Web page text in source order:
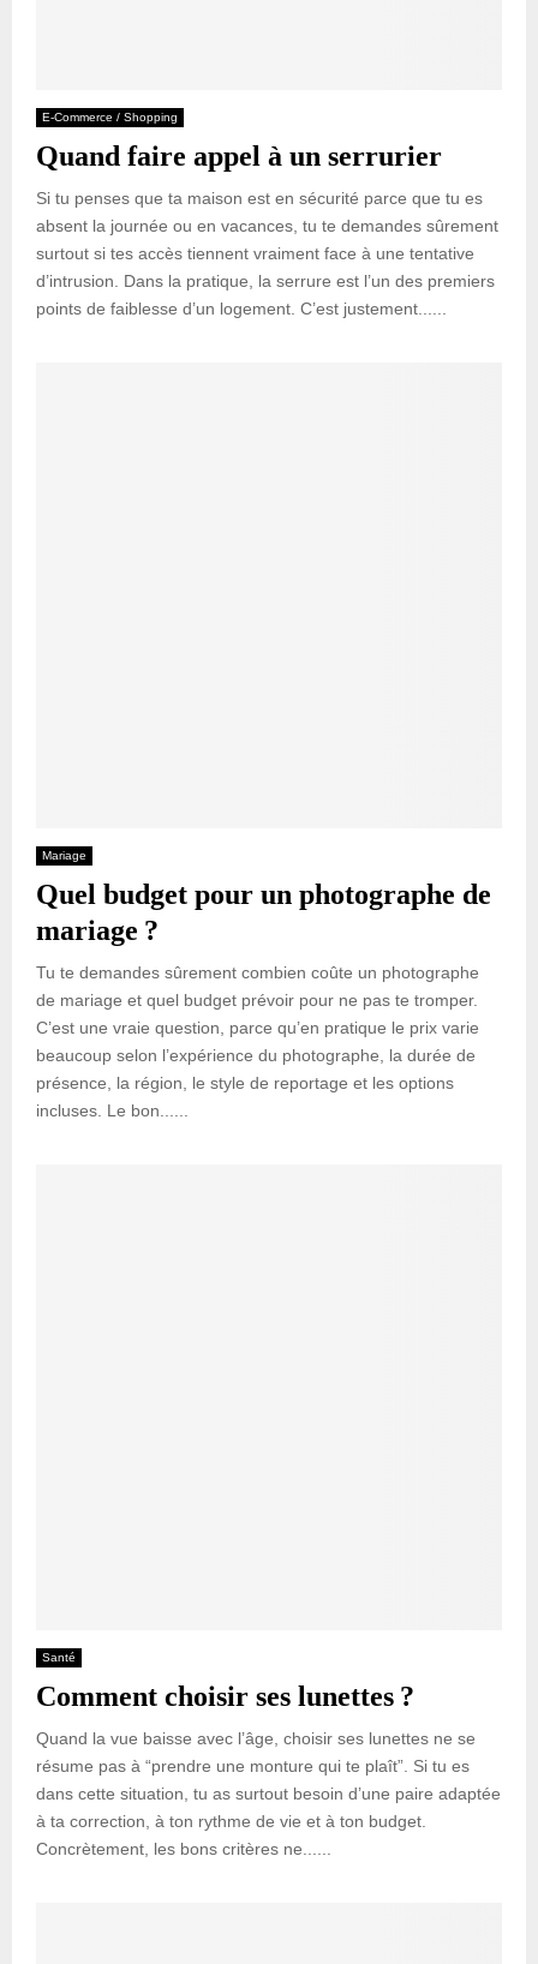
E-Commerce / Shopping
Quand faire appel à un serrurier
Si tu penses que ta maison est en sécurité parce que tu es
absent la journée ou en vacances, tu te demandes sûrement
surtout si tes accès tiennent vraiment face à une tentative
d’intrusion. Dans la pratique, la serrure est l’un des premiers
points de faiblesse d’un logement. C’est justement......
Mariage
Quel budget pour un photographe de
mariage ?
Tu te demandes sûrement combien coûte un photographe
de mariage et quel budget prévoir pour ne pas te tromper.
C’est une vraie question, parce qu’en pratique le prix varie
beaucoup selon l’expérience du photographe, la durée de
présence, la région, le style de reportage et les options
incluses. Le bon......
Santé
Comment choisir ses lunettes ?
Quand la vue baisse avec l’âge, choisir ses lunettes ne se
résume pas à “prendre une monture qui te plaît”. Si tu es
dans cette situation, tu as surtout besoin d’une paire adaptée
à ta correction, à ton rythme de vie et à ton budget.
Concrètement, les bons critères ne......